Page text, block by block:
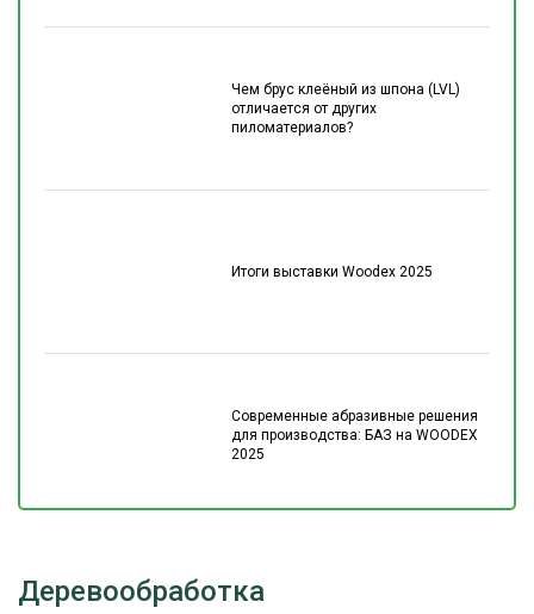
Чем брус клеёный из шпона (LVL)
отличается от других
пиломатериалов?
Итоги выставки Woodex 2025
Современные абразивные решения
для производства: БАЗ на WOODEX
2025
Деревообработка